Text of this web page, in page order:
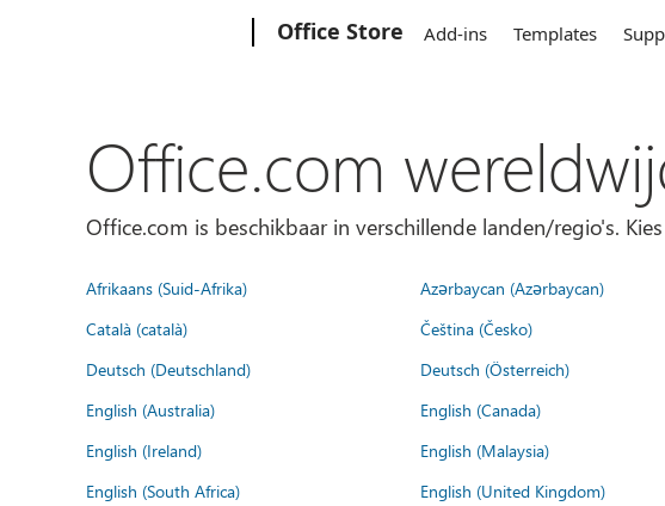
Office Store Add-ins Templates
Office.com
Office.com is beschikbaar in verschillende landen/regio's.
Afrikaans (Suid-Afrika) Azərbaycan (Azərbaycan)
Català (català)
Čeština (Česko)
Deutsch (Deutschland)
Deutsch (Österreich)
English (Australia)
English (Canada)
English (Ireland)
English (Malaysia)
English (South Africa)
English (United Kingdom)